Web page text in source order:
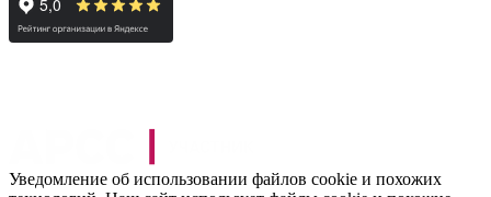
Уведомление об использовании файлов cookie и похожих